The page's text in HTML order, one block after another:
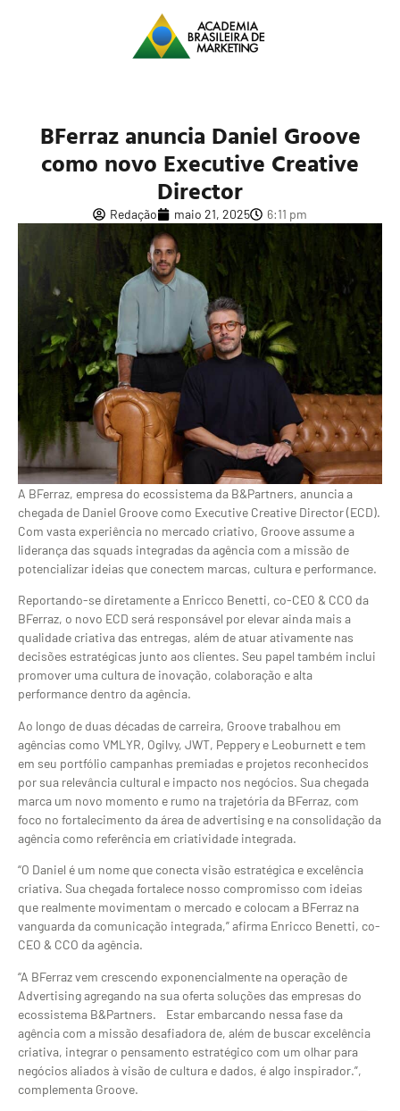
BFerraz anuncia Daniel Groove
como novo Executive Creative
Director
Redação maio 21, 2025 6:11 pm
A BFerraz, empresa do ecossistema da B&Partners, anuncia a
chegada de Daniel Groove como Executive Creative Director (ECD).
Com vasta experiência no mercado criativo, Groove assume a
liderança das squads integradas da agência com a missão de
potencializar ideias que conectem marcas, cultura e performance.
Reportando-se diretamente a Enricco Benetti, co-CEO & CCO da
BFerraz, o novo ECD será responsável por elevar ainda mais a
qualidade criativa das entregas, além de atuar ativamente nas
decisões estratégicas junto aos clientes. Seu papel também inclui
promover uma cultura de inovação, colaboração e alta
performance dentro da agência.
Ao longo de duas décadas de carreira, Groove trabalhou em
agências como VMLYR, Ogilvy, JWT, Peppery e Leoburnett e tem
em seu portfólio campanhas premiadas e projetos reconhecidos
por sua relevância cultural e impacto nos negócios. Sua chegada
marca um novo momento e rumo na trajetória da BFerraz, com
foco no fortalecimento da área de advertising e na consolidação da
agência como referência em criatividade integrada.
“O Daniel é um nome que conecta visão estratégica e excelência
criativa. Sua chegada fortalece nosso compromisso com ideias
que realmente movimentam o mercado e colocam a BFerraz na
vanguarda da comunicação integrada,” afirma Enricco Benetti, co-
CEO & CCO da agência.
“A BFerraz vem crescendo exponencialmente na operação de
Advertising agregando na sua oferta soluções das empresas do
ecossistema B&Partners. Estar embarcando nessa fase da
agência com a missão desafiadora de, além de buscar excelência
criativa, integrar o pensamento estratégico com um olhar para
negócios aliados à visão de cultura e dados, é algo inspirador.”,
complementa Groove.